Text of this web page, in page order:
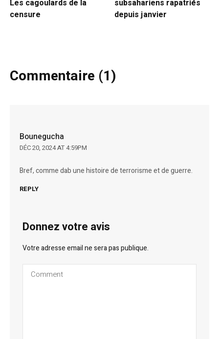
Les cagoulards de la
censure
subsahariens rapatriés
depuis janvier
Commentaire (1)
Bounegucha
DÉC 20, 2024 AT 4:59PM
Bref, comme dab une histoire de terrorisme et de guerre.
REPLY
Donnez votre avis
Votre adresse email ne sera pas publique.